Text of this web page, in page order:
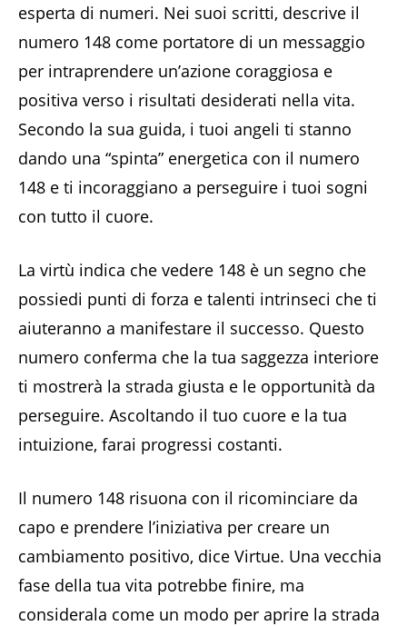
esperta di numeri. Nei suoi scritti, descrive il
numero 148 come portatore di un messaggio
per intraprendere un’azione coraggiosa e
positiva verso i risultati desiderati nella vita.
Secondo la sua guida, i tuoi angeli ti stanno
dando una “spinta” energetica con il numero
148 e ti incoraggiano a perseguire i tuoi sogni
con tutto il cuore.
La virtù indica che vedere 148 è un segno che
possiedi punti di forza e talenti intrinseci che ti
aiuteranno a manifestare il successo. Questo
numero conferma che la tua saggezza interiore
ti mostrerà la strada giusta e le opportunità da
perseguire. Ascoltando il tuo cuore e la tua
intuizione, farai progressi costanti.
Il numero 148 risuona con il ricominciare da
capo e prendere l’iniziativa per creare un
cambiamento positivo, dice Virtue. Una vecchia
fase della tua vita potrebbe finire, ma
considerala come un modo per aprire la strada